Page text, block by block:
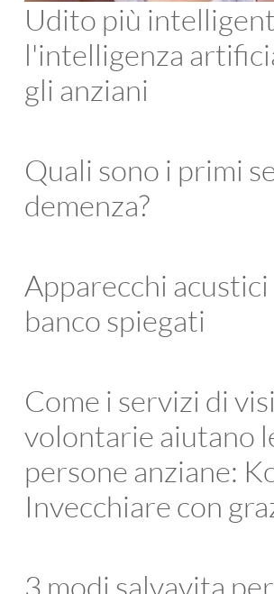
Udito più
l'intelligenza
gli anziani
Quali sono i primi
demenza?
Apparecchi acustici
banco spiegati
Come i servizi di
volontarie aiutano
persone anziane:
Invecchiare con
3 modi salvavita per